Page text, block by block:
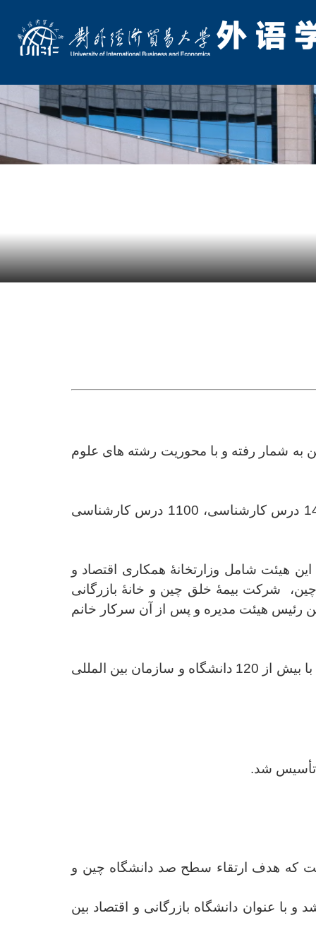
مهمترین دانشگاه های چین به شمار رفته و با محوریت رشته های علوم
در حال حاضر، این دانشگاه با 15 دانشکده، یک دانشکدۀ کارشناسی ارشد و یک بخش تربیت بدنی، 1440 درس کارشناسی، 1100 درس کارشناسی
این هیئت شامل وزارتخانۀ همکاری اقتصاد و
چین، شرکت بیمۀ خلق چین و خانۀ بازرگانی
هیئت مدیره و پس از آن سرکار خانم
نقش مهمی را در توسعۀ همکاری های بین الملل با دانشگاه های جهان ایفا کرده و هم اکنون با بیش از 120 دانشگاه و سازمان بین المللی
است که هدف ارتقاء سطح صد دانشگاه چین و
و با عنوان دانشگاه بازرگانی و اقتصاد بین